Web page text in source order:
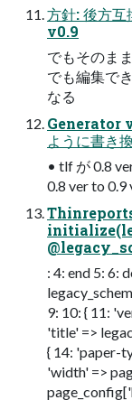
⽅針: 後⽅
v0.9
でもそのま
でも編集で
なる
Generator
ように書き
• tlf が 0.8
0.8 ver to
: 4: end 5: 6:
9: 10: { 11:
'title' =>
{ 14: 'paper-
'width' =>